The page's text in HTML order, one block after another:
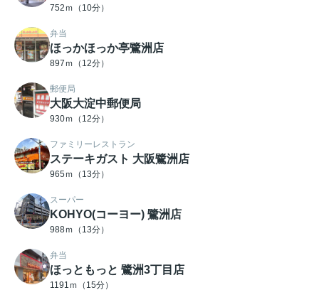
752ｍ（10分）
弁当
ほっかほっか亭鷺洲店
897ｍ（12分）
郵便局
大阪大淀中郵便局
930ｍ（12分）
ファミリーレストラン
ステーキガスト 大阪鷺洲店
965ｍ（13分）
スーパー
KOHYO(コーヨー) 鷺洲店
988ｍ（13分）
弁当
ほっともっと 鷺洲3丁目店
1191ｍ（15分）